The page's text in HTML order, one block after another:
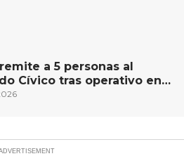
a 5 personas al
Cívico tras operativo en
del Río